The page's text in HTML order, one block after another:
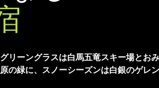
リーングラスは白馬五竜スキー場とお
の緑に、スノーシーズンは白銀のゲレ